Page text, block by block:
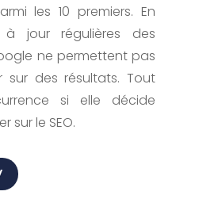
les 10 premiers. En
jour régulières des
ne permettent pas
sur des résultats. Tout
si elle décide
sur le SEO.